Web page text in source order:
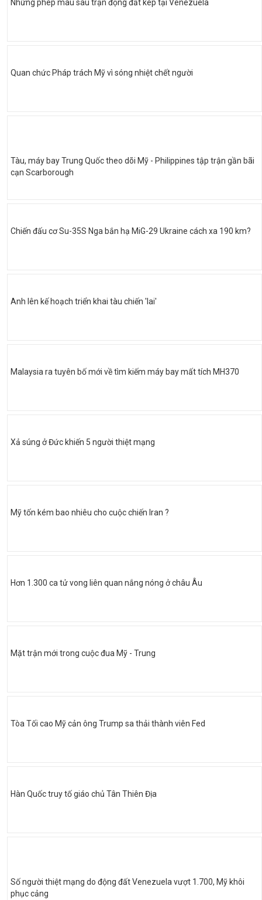
Những phép màu sau trận động đất kép tại Venezuela
Quan chức Pháp trách Mỹ vì sóng nhiệt chết người
Tàu, máy bay Trung Quốc theo dõi Mỹ - Philippines tập trận gần bãi
cạn Scarborough
Chiến đấu cơ Su-35S Nga bắn hạ MiG-29 Ukraine cách xa 190 km?
Anh lên kế hoạch triển khai tàu chiến 'lai'
Malaysia ra tuyên bố mới về tìm kiếm máy bay mất tích MH370
Xả súng ở Đức khiến 5 người thiệt mạng
Mỹ tốn kém bao nhiêu cho cuộc chiến Iran ?
Hơn 1.300 ca tử vong liên quan nắng nóng ở châu Âu
Mặt trận mới trong cuộc đua Mỹ - Trung
Tòa Tối cao Mỹ cản ông Trump sa thải thành viên Fed
Hàn Quốc truy tố giáo chủ Tân Thiên Địa
Số người thiệt mạng do động đất Venezuela vượt 1.700, Mỹ khôi
phục cảng